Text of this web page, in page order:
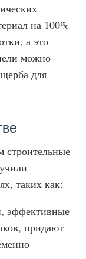
на 100%
а это
можно
для
строительные
таких как:
эффективные
придают